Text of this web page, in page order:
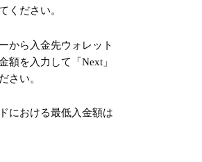
ください。
から入金先ウォレット
額を入力して「Next」
さい。
における最低入金額は